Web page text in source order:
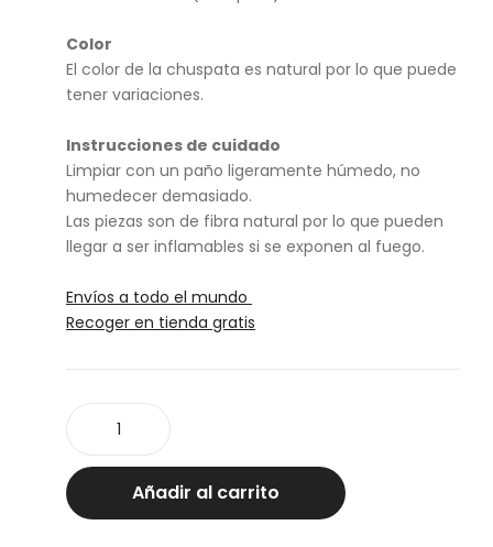
Color
El color de la chuspata es natural por lo que puede
tener variaciones.
Instrucciones de cuidado
Limpiar con un paño ligeramente húmedo, no
humedecer demasiado.
Las piezas son de fibra natural por lo que pueden
llegar a ser inflamables si se exponen al fuego.
Envíos a todo el mundo
Recoger en tienda gratis
chus
para
baño
cantidad
Añadir al carrito